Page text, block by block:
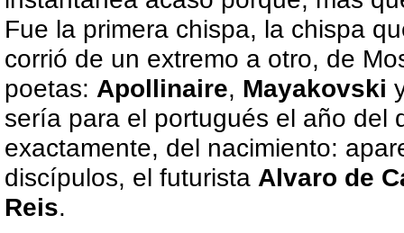
Fue la primera chispa, la chispa
corrió de un extremo a otro, de
poetas: Apollinaire, Mayakovski
sería para el portugués el año del
exactamente, del nacimiento:
discípulos, el futurista Alvaro de
Reis.